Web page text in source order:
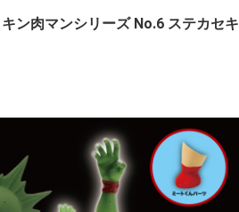
キン肉マンシリーズ No.6 ステカセキ